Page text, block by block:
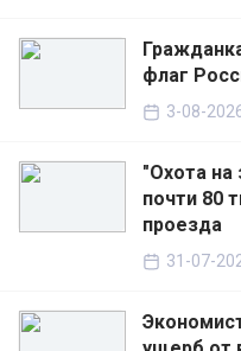
флаг
3-08-
"Охота на
почти 80
проезда
31-07-